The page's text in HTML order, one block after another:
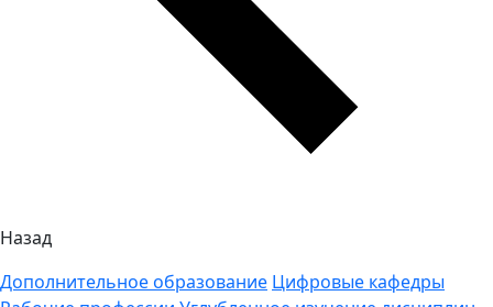
Назад
Дополнительное образование Цифровые кафедры